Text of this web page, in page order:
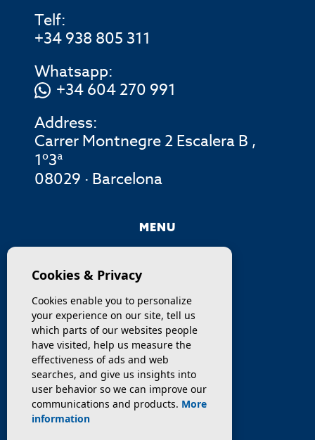
Telf:
+34 938 805 311
Whatsapp:
+34 604 270 991
Address:
Carrer Montnegre 2 Escalera B ,
1º3ª
08029 · Barcelona
MENU
PROPERTIES
SERVICES
SELL / TRANSFER
NEWS
Cookies & Privacy
Cookies enable you to personalize
your experience on our site, tell us
which parts of our websites people
have visited, help us measure the
effectiveness of ads and web
searches, and give us insights into
user behavior so we can improve our
communications and products. More
information